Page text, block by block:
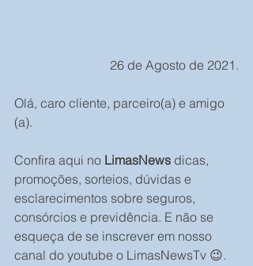
26 de Agosto de 2021.
Olá, caro cliente, parceiro(a) e amigo
(a).
Confira aqui no LimasNews dicas,
promoções, sorteios, dúvidas e
esclarecimentos sobre seguros,
consórcios e previdência. E não se
esqueça de se inscrever em nosso
canal do youtube o LimasNewsTv 😉.